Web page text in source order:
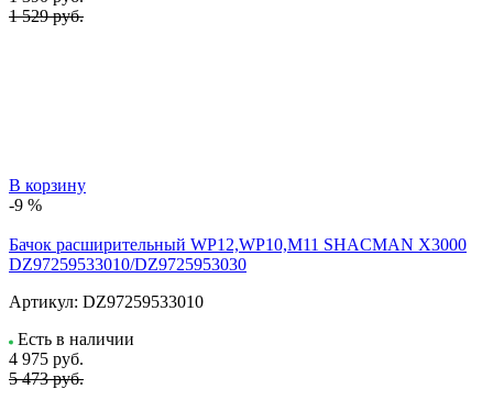
1 529 руб.
В корзину
-9 %
Бачок расширительный WP12,WP10,M11 SHACMAN X3000
DZ97259533010/DZ9725953030
Артикул: DZ97259533010
Есть в наличии
4 975 руб.
5 473 руб.